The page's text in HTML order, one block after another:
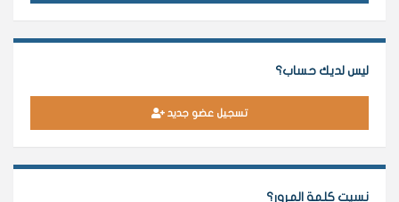
ليس لديك حساب؟
تسجيل عضو جديد
نسيت كلمة المرور؟